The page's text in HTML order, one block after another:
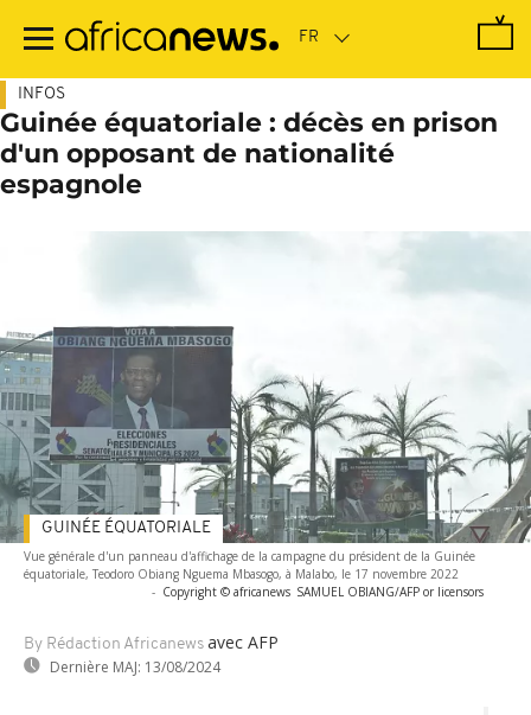
contenu
INFOS
Guinée équatoriale : décès en prison
d'un opposant de nationalité
espagnole
Vue générale d'un panneau d'affichage de la campagne du président de la Guinée
équatoriale, Teodoro Obiang Nguema Mbasogo, à Malabo, le 17 novembre 2022
- Copyright © africanews SAMUEL OBIANG/AFP or licensors
By Rédaction Africanews avec AFP
Dernière MAJ: 13/08/2024
GUINÉE ÉQUATORIALE